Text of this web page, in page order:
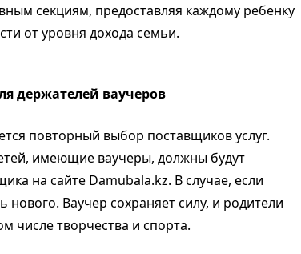
секциям, предоставляя каждому ребенку
от уровня дохода семьи.
держателей ваучеров
повторный выбор поставщиков услуг.
имеющие ваучеры, должны будут
на сайте Damubala.kz. В случае, если
Ваучер сохраняет силу, и родители
числе творчества и спорта.